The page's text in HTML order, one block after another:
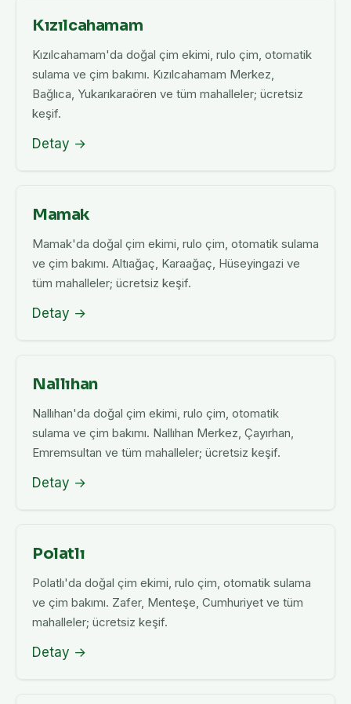
Kızılcahamam
Kızılcahamam'da doğal çim ekimi, rulo çim, otomatik
sulama ve çim bakımı. Kızılcahamam Merkez,
Bağlıca, Yukarıkaraören ve tüm mahalleler; ücretsiz
keşif.
Detay →
Mamak
Mamak'da doğal çim ekimi, rulo çim, otomatik sulama
ve çim bakımı. Altıağaç, Karaağaç, Hüseyingazi ve
tüm mahalleler; ücretsiz keşif.
Detay →
Nallıhan
Nallıhan'da doğal çim ekimi, rulo çim, otomatik
sulama ve çim bakımı. Nallıhan Merkez, Çayırhan,
Emremsultan ve tüm mahalleler; ücretsiz keşif.
Detay →
Polatlı
Polatlı'da doğal çim ekimi, rulo çim, otomatik sulama
ve çim bakımı. Zafer, Menteşe, Cumhuriyet ve tüm
mahalleler; ücretsiz keşif.
Detay →